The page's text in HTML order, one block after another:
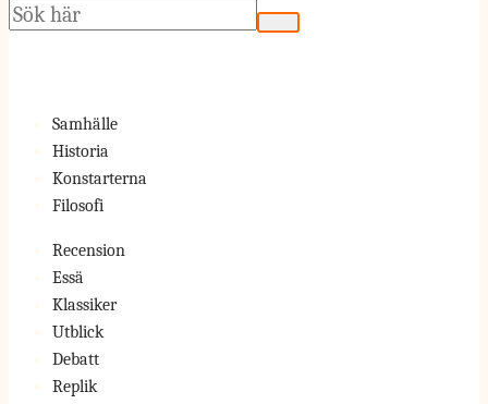
Sök
Samhälle
Historia
Konstarterna
Filosofi
Recension
Essä
Klassiker
Utblick
Debatt
Replik